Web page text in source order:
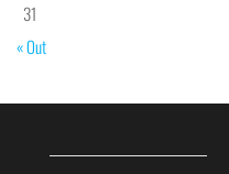
31
« Out